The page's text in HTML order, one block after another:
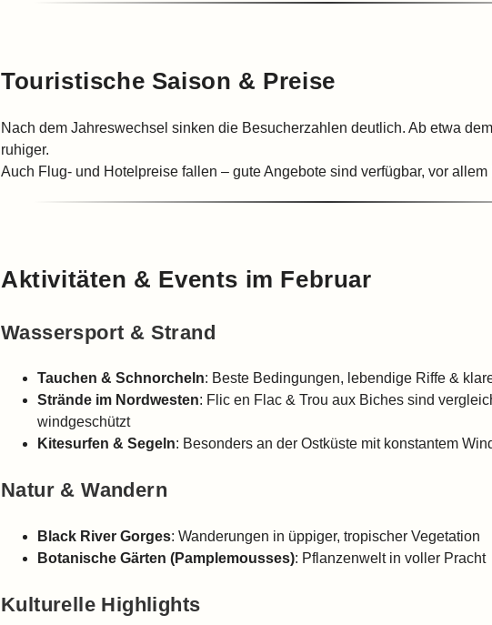
Touristische Saison & Preise
Nach dem Jahreswechsel sinken die Besucherzahlen deutlich. Ab etwa
ruhiger.
Auch Flug- und Hotelpreise fallen – gute Angebote sind verfügbar, vor
Aktivitäten & Events im Februar
Wassersport & Strand
Tauchen & Schnorcheln: Beste Bedingungen, lebendige Riffe &
Strände im Nordwesten: Flic en Flac & Trou aux Biches sind
windgeschützt
Kitesurfen & Segeln: Besonders an der Ostküste mit konstantem
Natur & Wandern
Black River Gorges: Wanderungen in üppiger, tropischer Vegetation
Botanische Gärten (Pamplemousses): Pflanzenwelt in voller Pracht
Kulturelle Highlights